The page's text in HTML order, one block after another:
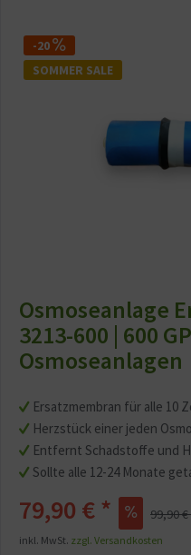
-20
SOMMER SALE
Osmoseanlage
3213-600 | 600
Osmoseanlagen
Ersatzmembran für alle 10
Herzstück einer jeden
Entfernt Schadstoffe und
Sollte alle 12-24 Monate
79,90 € * 99,90
inkl. MwSt. zzgl. Versandkosten